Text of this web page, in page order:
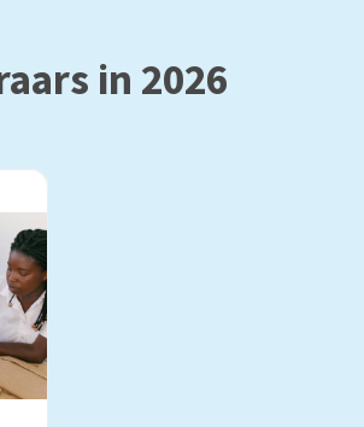
in 2026